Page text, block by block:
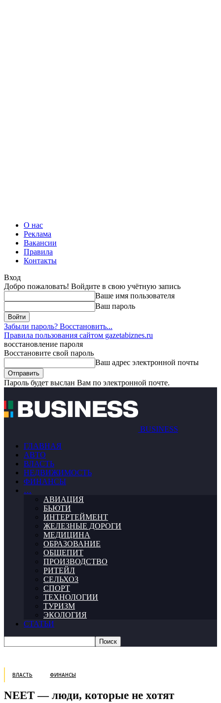
О нас
Реклама
Вакансии
Правила
Контакты
Вход
Добро пожаловать! Войдите в свою учётную запись
Ваше имя пользователя
Ваш пароль
Забыли пароль? Восстановить...
Правила пользования сайтом gazetabiznes.ru
восстановление пароля
Восстановите свой пароль
Ваш адрес электронной почты
Пароль будет выслан Вам по электронной почте.
BUSINESS
ГЛАВНАЯ
АВТО
ВЛАСТЬ
НЕДВИЖИМОСТЬ
ФИНАНСЫ
…
АВИАЦИЯ
БЬЮТИ
ИНТЕРТЕЙМЕНТ
ЖЕЛЕЗНЫЕ ДОРОГИ
МЕДИЦИНА
ОБРАЗОВАНИЕ
ОБЩЕПИТ
ПРОИЗВОДСТВО
РИТЕЙЛ
СЕЛЬХОЗ
СПОРТ
ТЕХНОЛОГИИ
ТУРИЗМ
ЭКОЛОГИЯ
СТАТЬИ
ВЛАСТЬ ФИНАНСЫ
NEET — люди, которые не хотят